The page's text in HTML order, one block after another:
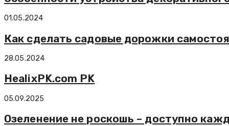
01.05.2024
Как сделать садовые дорожки
28.05.2024
HealixPK.com PK
05.09.2025
Озеленение не роскошь – доступно